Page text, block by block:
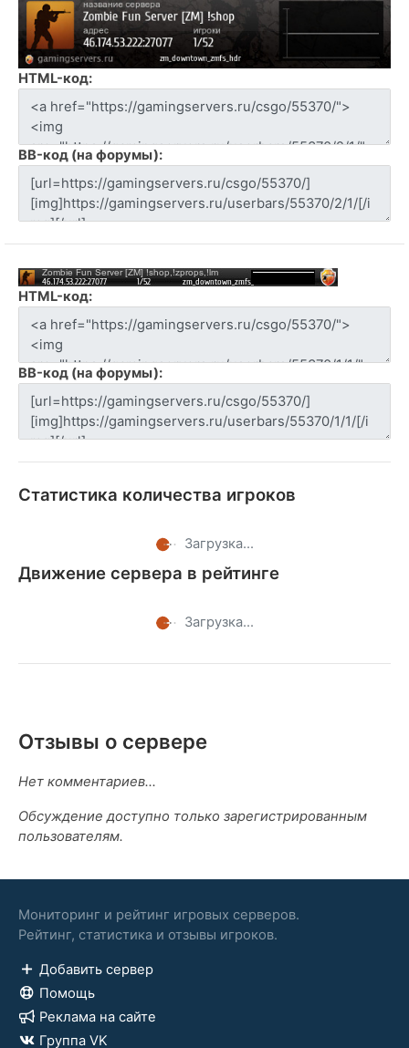
HTML-код:
BB-код (на форумы):
HTML-код:
BB-код (на форумы):
Статистика количества игроков
Загрузка...
Движение сервера в рейтинге
Загрузка...
Отзывы о сервере
Нет комментариев...
Обсуждение доступно только зарегистрированным
пользователям.
Мониторинг и рейтинг игровых серверов.
Рейтинг, статистика и отзывы игроков.
Добавить сервер
Помощь
Реклама на сайте
Группа VK